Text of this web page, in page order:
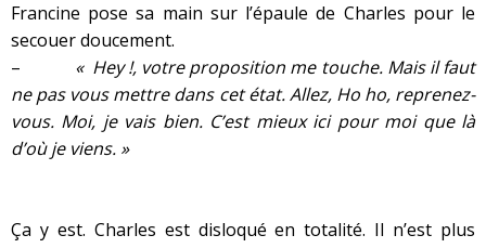
Francine pose sa main sur l’épaule de Charles pour le
secouer doucement.
– « Hey !, votre proposition me touche. Mais il faut
ne pas vous mettre dans cet état. Allez, Ho ho, reprenez-
vous. Moi, je vais bien. C’est mieux ici pour moi que là
d’où je viens. »
Ça y est. Charles est disloqué en totalité. Il n’est plus